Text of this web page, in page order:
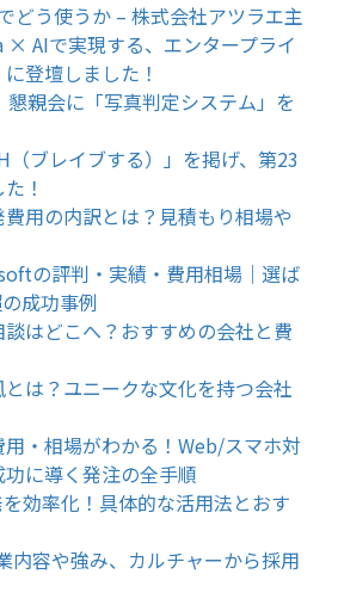
どう使うか – 株式会社アツラエ主
AIで実現する、エンタープライ
登壇しました！
親会に「写真判定システム」を
（ブレイブする）」を掲げ、第23
！
用の内訳とは？見積もり相場や
の評判・実績・費用相場｜選ば
成功事例
はどこへ？おすすめの会社と費
は？ユニークな文化を持つ会社
・相場がわかる！Web/スマホ対
に導く発注の全手順
効率化！具体的な活用法とおす
内容や強み、カルチャーから採用